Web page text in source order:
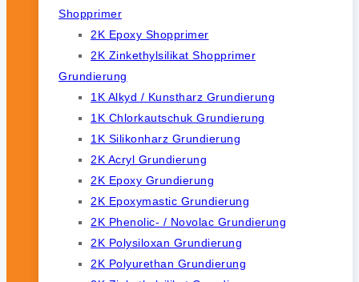
Shopprimer
2K Epoxy Shopprimer
2K Zinkethylsilikat Shopprimer
Grundierung
1K Alkyd / Kunstharz Grundierung
1K Chlorkautschuk Grundierung
1K Silikonharz Grundierung
2K Acryl Grundierung
2K Epoxy Grundierung
2K Epoxymastic Grundierung
2K Phenolic- / Novolac Grundierung
2K Polysiloxan Grundierung
2K Polyurethan Grundierung